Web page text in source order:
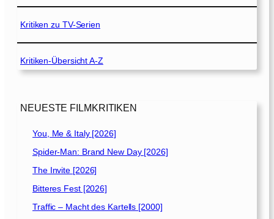
Kritiken zu TV-Serien
Kritiken-Übersicht A-Z
NEUESTE FILMKRITIKEN
You, Me & Italy [2026]
Spider-Man: Brand New Day [2026]
The Invite [2026]
Bitteres Fest [2026]
Traffic – Macht des Kartells [2000]